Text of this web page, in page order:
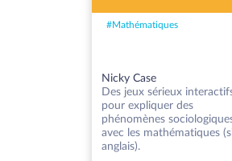
#Mathématiques
Nicky Case
Des jeux sérieux
pour expliquer des
phénomènes
avec les mathématiques
anglais).